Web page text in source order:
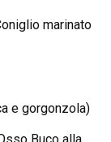
marinato
e gorgonzola)